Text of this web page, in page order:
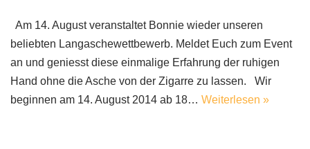
Am 14. August veranstaltet Bonnie wieder unseren
beliebten Langaschewettbewerb. Meldet Euch zum Event
an und geniesst diese einmalige Erfahrung der ruhigen
Hand ohne die Asche von der Zigarre zu lassen. Wir
beginnen am 14. August 2014 ab 18… Weiterlesen »